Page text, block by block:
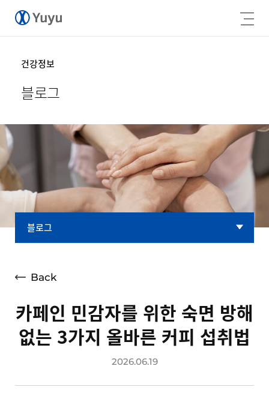
건강정보
블로그
블로그
Back
카페인 민감자를 위한 숙면 방해
없는 3가지 올바른 커피 섭취법
2026.06.19